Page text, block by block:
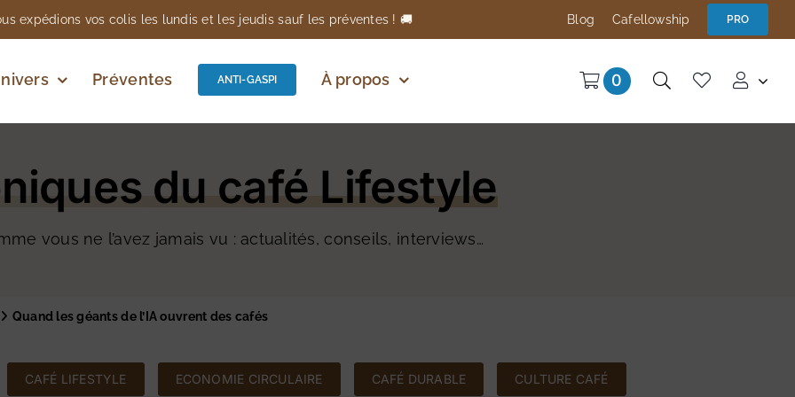
expédions vos colis les lundis et les jeudis sauf les préventes ! 🚚 Blog Cafellowship PRO
Préventes ANTI-GASPI À propos 0
du café Lifestyle
vous ne l’avez jamais vu : actualités, conseils, interviews…
Quand les géants de l’IA ouvrent des cafés
CAFÉ LIFESTYLE ECONOMIE CIRCULAIRE CAFÉ DURABLE CULTURE CAFÉ